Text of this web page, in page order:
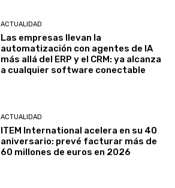
ACTUALIDAD
Las empresas llevan la
automatización con agentes de IA
más allá del ERP y el CRM: ya alcanza
a cualquier software conectable
ACTUALIDAD
ITEM International acelera en su 40
aniversario: prevé facturar más de
60 millones de euros en 2026